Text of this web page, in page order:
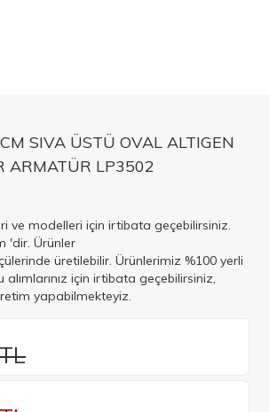
SIVA ÜSTÜ OVAL ALTIGEN
ARMATÜR LP3502
ve modelleri için irtibata geçebilirsiniz.
'dir. Ürünler
üretilebilir. Ürünlerimiz %100 yerli
için irtibata geçebilirsiniz,
yapabilmekteyiz.